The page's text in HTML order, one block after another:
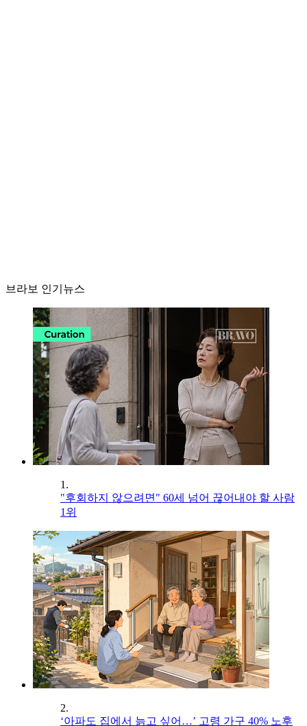
브라보 인기뉴스
1.
"후회하지 않으려면" 60세 넘어 끊어내야 할 사람
1위
2.
‘아파도 집에서 늙고 싶어…’ 고령 가구 40% 노후